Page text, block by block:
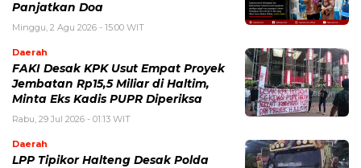
Panjatkan Doa
Minggu, 2 Agu 2026 - 15:00 WIT
Daerah
FAKI Desak KPK Usut Empat Proyek
Jembatan Rp15,5 Miliar di Haltim,
Minta Eks Kadis PUPR Diperiksa
Rabu, 29 Jul 2026 - 01:13 WIT
Daerah
LPP Tipikor Halteng Desak Polda